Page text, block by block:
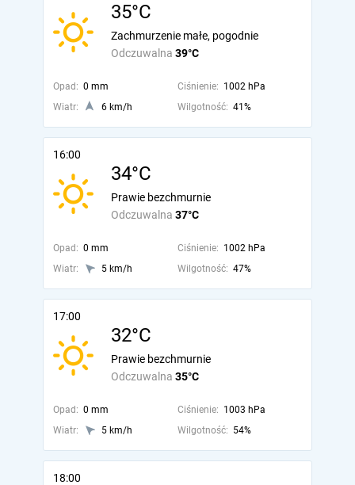
35°C
Odczuwalna 39°C
Zachmurzenie małe, pogodnie
Opad: 0 mm Ciśnienie: 1002 hPa
Wiatr:
6 km/h Wilgotność: 41%
16:00
34°C
Odczuwalna 37°C
Prawie bezchmurnie
Opad: 0 mm Ciśnienie: 1002 hPa
Wiatr:
5 km/h Wilgotność: 47%
17:00
32°C
Odczuwalna 35°C
Prawie bezchmurnie
Opad: 0 mm Ciśnienie: 1003 hPa
Wiatr:
5 km/h Wilgotność: 54%
18:00